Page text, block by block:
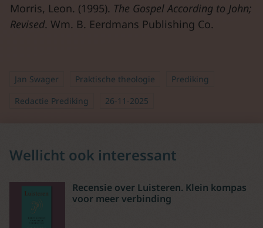
Morris, Leon. (1995). The Gospel According to John;
Revised. Wm. B. Eerdmans Publishing Co.
Jan Swager Praktische theologie
Prediking
Redactie Prediking
26-11-2025
Wellicht ook interessant
Recensie over Luisteren. Klein kompas
voor meer verbinding